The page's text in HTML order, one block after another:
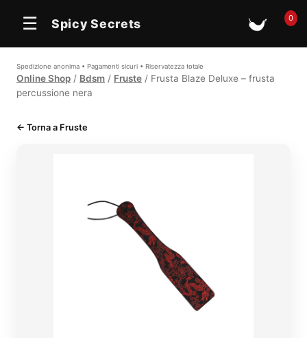
☰ Spicy Secrets 🛒0
Spedizione anonima • Pagamenti sicuri • Riservatezza totale
Online Shop / Bdsm / Fruste / Frusta Blaze Deluxe – frusta
percussione nera
← Torna a Fruste